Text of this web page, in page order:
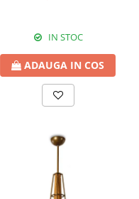
IN STOC
ADAUGA IN COS